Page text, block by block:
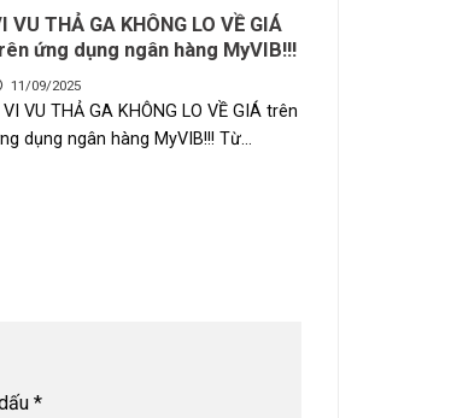
VU THẢ GA KHÔNG LO VỀ GIÁ
ứng dụng ngân hàng MyVIB!!!
11/09/2025
VI VU THẢ GA KHÔNG LO VỀ GIÁ trên
dụng ngân hàng MyVIB!!! Từ...
*